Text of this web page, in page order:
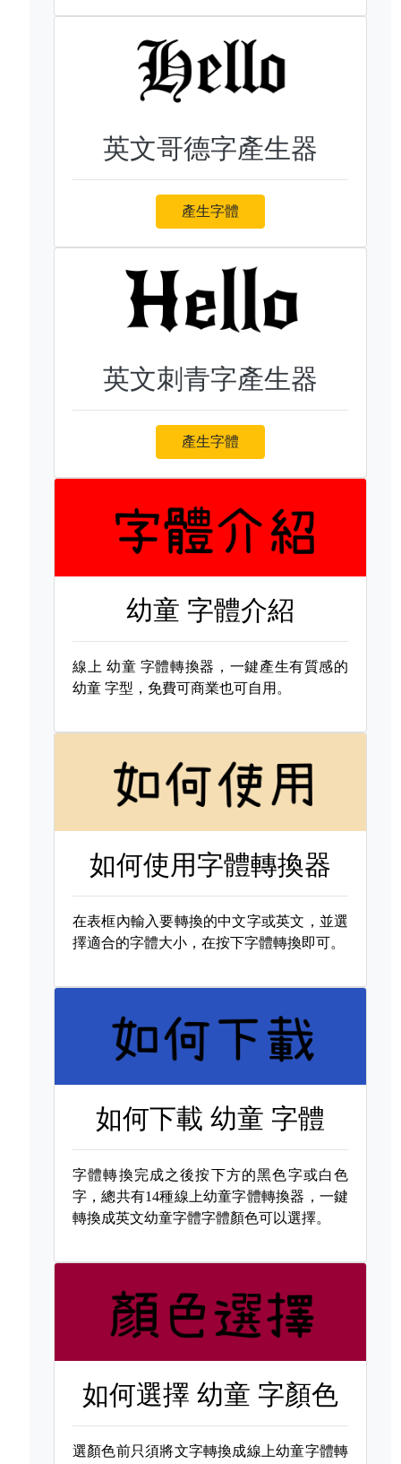
英文哥德字產生器
產生字體
英文刺青字產生器
產生字體
幼童 字體介紹
線上 幼童 字體轉換器，一鍵產生有質感的
幼童 字型，免費可商業也可自用。
如何使用字體轉換器
在表框內輸入要轉換的中文字或英文，並選
擇適合的字體大小，在按下字體轉換即可。
如何下載幼童 字體
字體轉換完成之後按下方的黑色字或白色
字，總共有14種線上幼童字體轉換器，一鍵
轉換成英文幼童字體字體顏色可以選擇。
如何選擇幼童 字顏色
選顏色前只須將文字轉換成線上幼童字體轉